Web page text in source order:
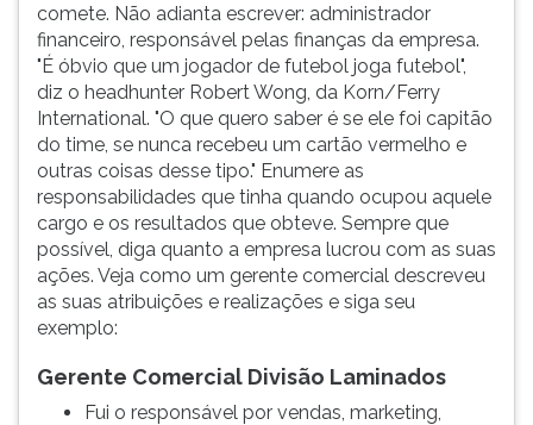
comete. Não adianta escrever: administrador
financeiro, responsável pelas finanças da empresa.
"É óbvio que um jogador de futebol joga futebol",
diz o headhunter Robert Wong, da Korn/Ferry
International. "O que quero saber é se ele foi capitão
do time, se nunca recebeu um cartão vermelho e
outras coisas desse tipo." Enumere as
responsabilidades que tinha quando ocupou aquele
cargo e os resultados que obteve. Sempre que
possível, diga quanto a empresa lucrou com as suas
ações. Veja como um gerente comercial descreveu
as suas atribuições e realizações e siga seu
exemplo:
Gerente Comercial Divisão Laminados
Fui o responsável por vendas, marketing,